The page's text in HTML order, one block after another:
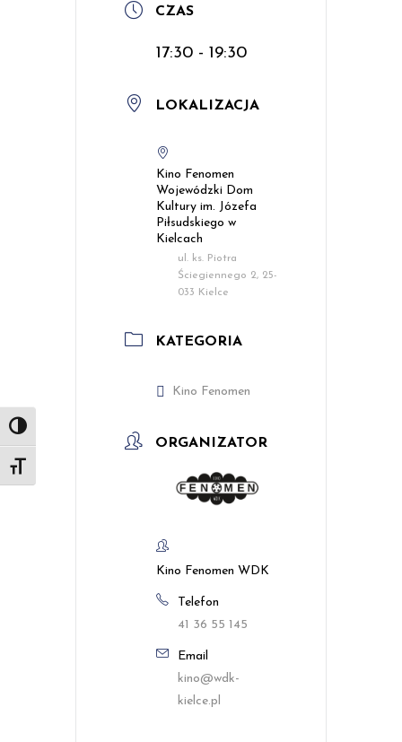
Toggle High Contrast
Toggle Font size
CZAS
17:30 - 19:30
LOKALIZACJA
Kino Fenomen
Wojewódzki Dom
Kultury im. Józefa
Piłsudskiego w
Kielcach
ul. ks. Piotra
Ściegiennego 2, 25-
033 Kielce
KATEGORIA
Kino Fenomen
ORGANIZATOR
Kino Fenomen WDK
Telefon
41 36 55 145
Email
kino@wdk-
kielce.pl